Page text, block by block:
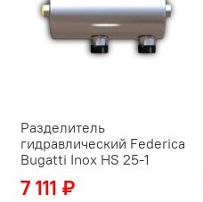
Разделитель
гидравлический Federica
Bugatti Inox HS 25-1
7 111 ₽